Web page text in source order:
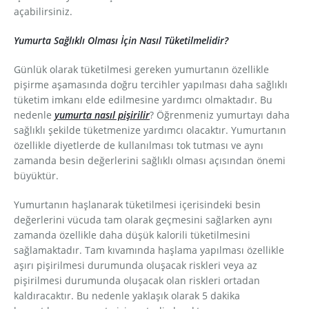
açabilirsiniz.
Yumurta Sağlıklı Olması İçin Nasıl Tüketilmelidir?
Günlük olarak tüketilmesi gereken yumurtanın özellikle
pişirme aşamasında doğru tercihler yapılması daha sağlıklı
tüketim imkanı elde edilmesine yardımcı olmaktadır. Bu
nedenle yumurta nasıl pişirilir? Öğrenmeniz yumurtayı daha
sağlıklı şekilde tüketmenize yardımcı olacaktır. Yumurtanın
özellikle diyetlerde de kullanılması tok tutması ve aynı
zamanda besin değerlerini sağlıklı olması açısından önemi
büyüktür.
Yumurtanın haşlanarak tüketilmesi içerisindeki besin
değerlerini vücuda tam olarak geçmesini sağlarken aynı
zamanda özellikle daha düşük kalorili tüketilmesini
sağlamaktadır. Tam kıvamında haşlama yapılması özellikle
aşırı pişirilmesi durumunda oluşacak riskleri veya az
pişirilmesi durumunda oluşacak olan riskleri ortadan
kaldıracaktır. Bu nedenle yaklaşık olarak 5 dakika